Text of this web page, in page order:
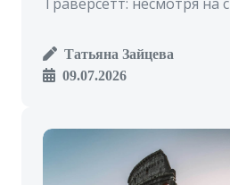
Татьяна Зайцева
09.07.2026